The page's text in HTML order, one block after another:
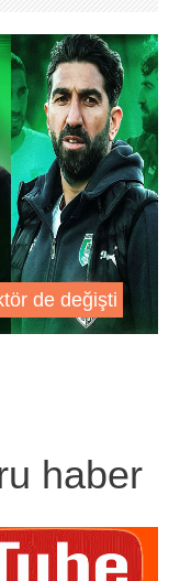
de değişti
haber